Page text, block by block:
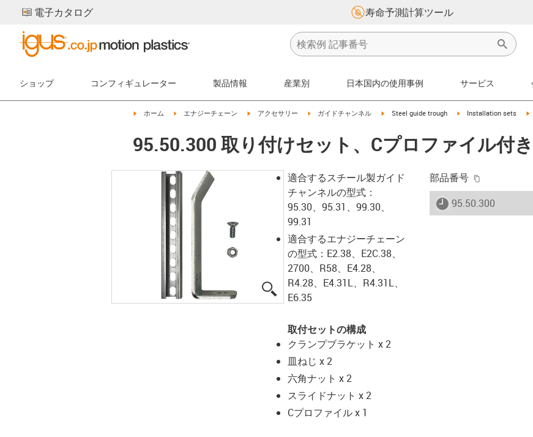
電子カタログ 寿命予測計算ツール
ショップ コンフィギュレーター 製品情報 産業別 日本国内の使用事例 サービス
igus-icon-arrow-right
ホーム igus-icon-arrow-right
エナジーチェーン igus-icon-arrow-right
アクセサリー igus-icon-arrow-right
ガイドチャンネル igus-icon-arrow-right
Steel guide trough igus-icon-arrow-right
Installation sets
95.50.300 取り付けセット、Cプロファイル付き
igus-icon-lupe
適合するスチール製ガイド
チャンネルの型式：
95.30、95.31、99.30、
99.31
適合するエナジーチェーン
の型式：E2.38、E2C.38、
2700、R58、E4.28、
R4.28、E4.31L、R4.31L、
E6.35
取付セットの構成
クランプブラケット x 2
皿ねじ x 2
六角ナット x 2
スライドナット x 2
Cプロファイル x 1
部品番号
igus-icon-lieferzeit
95.50.300